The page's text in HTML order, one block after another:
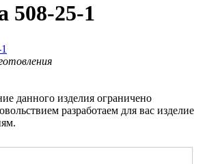
508-25-1
данного изделия ограничено
разработаем для вас изделие